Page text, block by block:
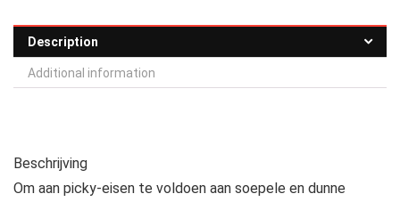
Description
Additional information
Beschrijving
Om aan picky-eisen te voldoen aan soepele en dunne